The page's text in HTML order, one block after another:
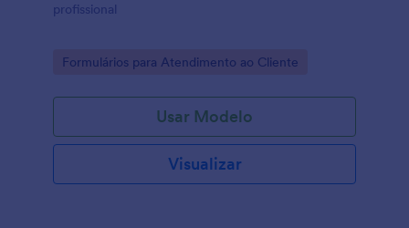
profissional
Go to Category:
Formulários para Atendimento ao Cliente
Usar Modelo
Visualizar